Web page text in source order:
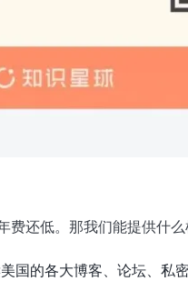
还低。那我们能提供什
国的各大博客、论坛、私